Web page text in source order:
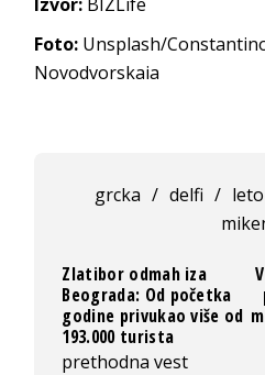
Foto: Unsplash/
Novodvorskaia
grcka / delfi / leto
Zlatibor odmah iza
Beograda: Od početka
godine privukao više od
193.000 turista
prethodna vest